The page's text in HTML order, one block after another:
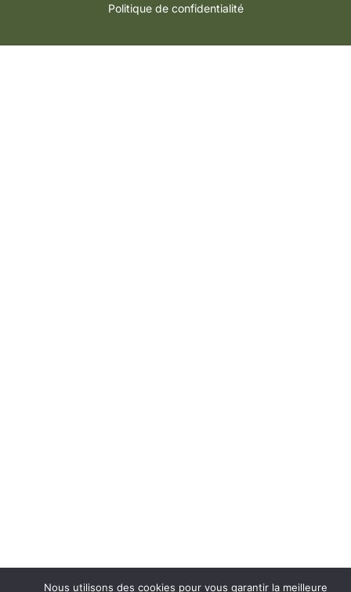
Politique de confidentialité
Nous utilisons des cookies pour vous garantir la meilleure